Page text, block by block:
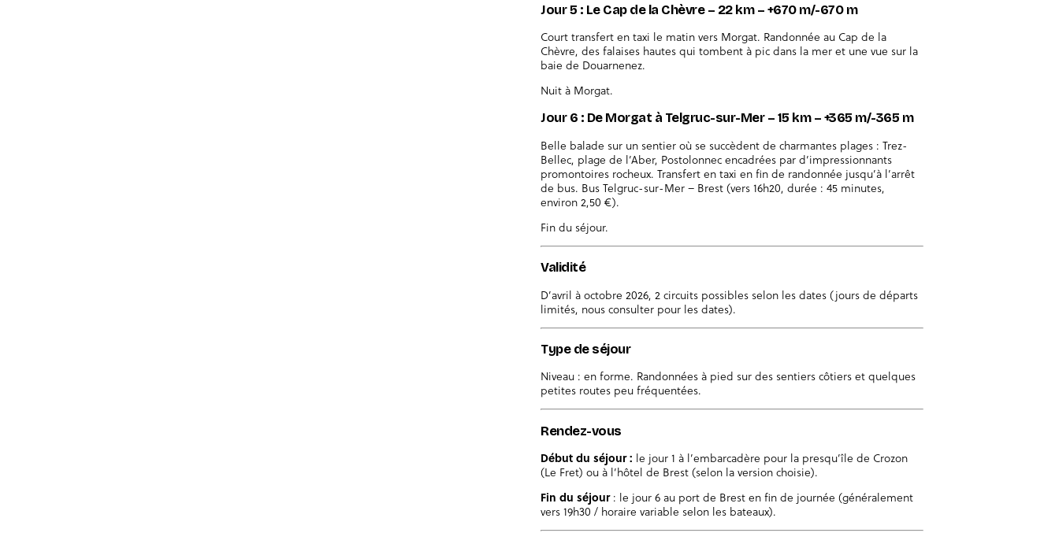
Jour 5 : Le Cap de la Chèvre – 22 km – +670 m/-670 m
Court transfert en taxi le matin vers Morgat. Randonnée au Cap de la
Chèvre, des falaises hautes qui tombent à pic dans la mer et une vue sur la
baie de Douarnenez.
Nuit à Morgat.
Jour 6 : De Morgat à Telgruc-sur-Mer – 15 km – +365 m/-365 m
Belle balade sur un sentier où se succèdent de charmantes plages : Trez-
Bellec, plage de l’Aber, Postolonnec encadrées par d’impressionnants
promontoires rocheux. Transfert en taxi en fin de randonnée jusqu’à l’arrêt
de bus. Bus Telgruc-sur-Mer – Brest (vers 16h20, durée : 45 minutes,
environ 2,50 €).
Fin du séjour.
Validité
D’avril à octobre 2026, 2 circuits possibles selon les dates (jours de départs
limités, nous consulter pour les dates).
Type de séjour
Niveau : en forme. Randonnées à pied sur des sentiers côtiers et quelques
petites routes peu fréquentées.
Rendez-vous
Début du séjour : le jour 1 à l’embarcadère pour la presqu’île de Crozon
(Le Fret) ou à l’hôtel de Brest (selon la version choisie).
Fin du séjour: le jour 6 au port de Brest en fin de journée (généralement
vers 19h30 / horaire variable selon les bateaux).